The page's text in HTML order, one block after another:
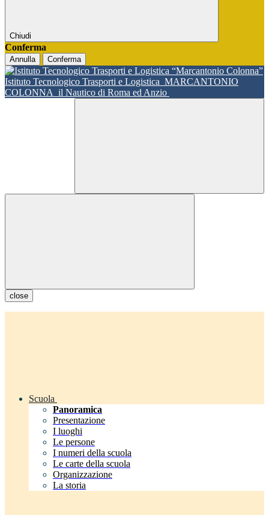
Chiudi
Conferma
Annulla Conferma
Istituto Tecnologico Trasporti e Logistica MARCANTONIO
COLONNA il Nautico di Roma ed Anzio
close
Scuola
Panoramica
Presentazione
I luoghi
Le persone
I numeri della scuola
Le carte della scuola
Organizzazione
La storia